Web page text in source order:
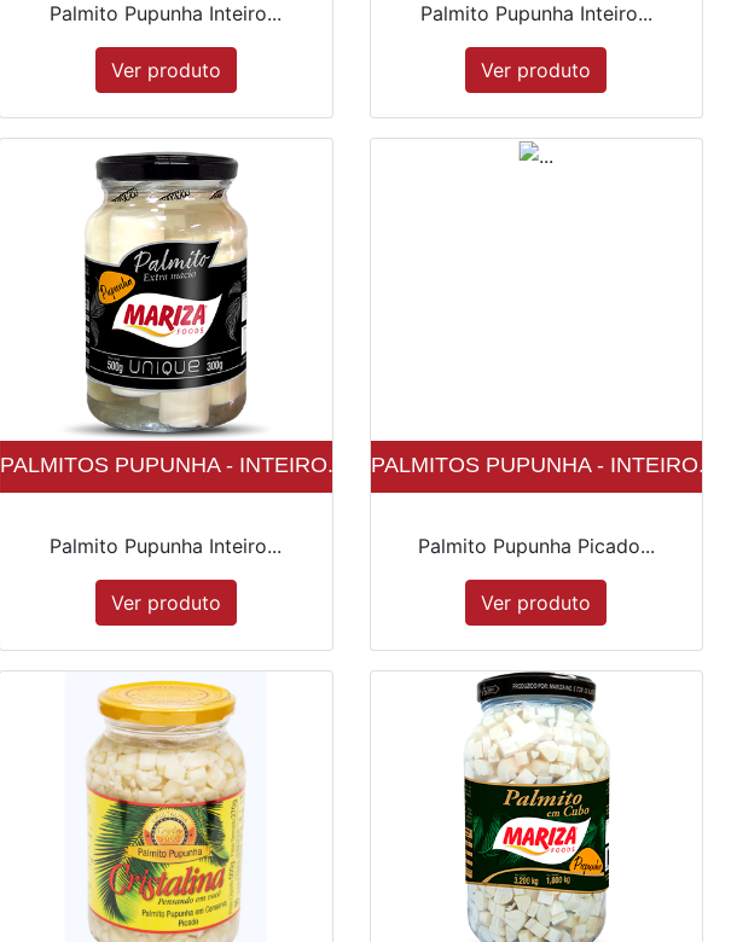
Palmito Pupunha Inteiro...
Ver produto
Palmito Pupunha Inteiro...
Ver produto
PALMITOS PUPUNHA - INTEIRO...
Palmito Pupunha Inteiro...
Ver produto
PALMITOS PUPUNHA - INTEIRO...
Palmito Pupunha Picado...
Ver produto